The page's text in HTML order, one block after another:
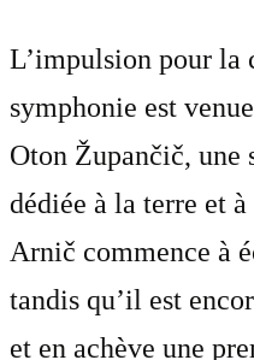
L’impulsion pour la
symphonie est
Oton Župančič, une
dédiée à la terre et
Arnič commence à
tandis qu’il est
et en achève une